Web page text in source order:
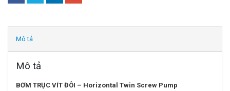
Mô tả
Mô tả
BƠM TRỤC VÍT ĐÔI – Horizontal Twin Screw Pump